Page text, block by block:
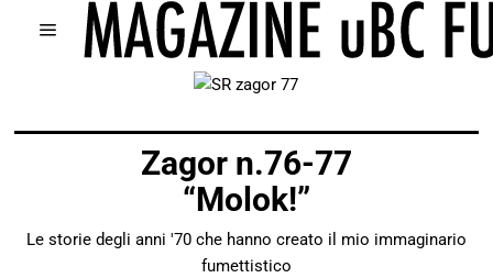
Zagor n.76-77
“Molok!”
Le storie degli anni '70 che hanno creato il mio immaginario
fumettistico